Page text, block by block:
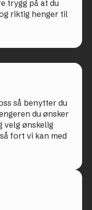
trygg på at du
riktig henger til
så benytter du
du ønsker
velg ønskelig
fort vi kan med